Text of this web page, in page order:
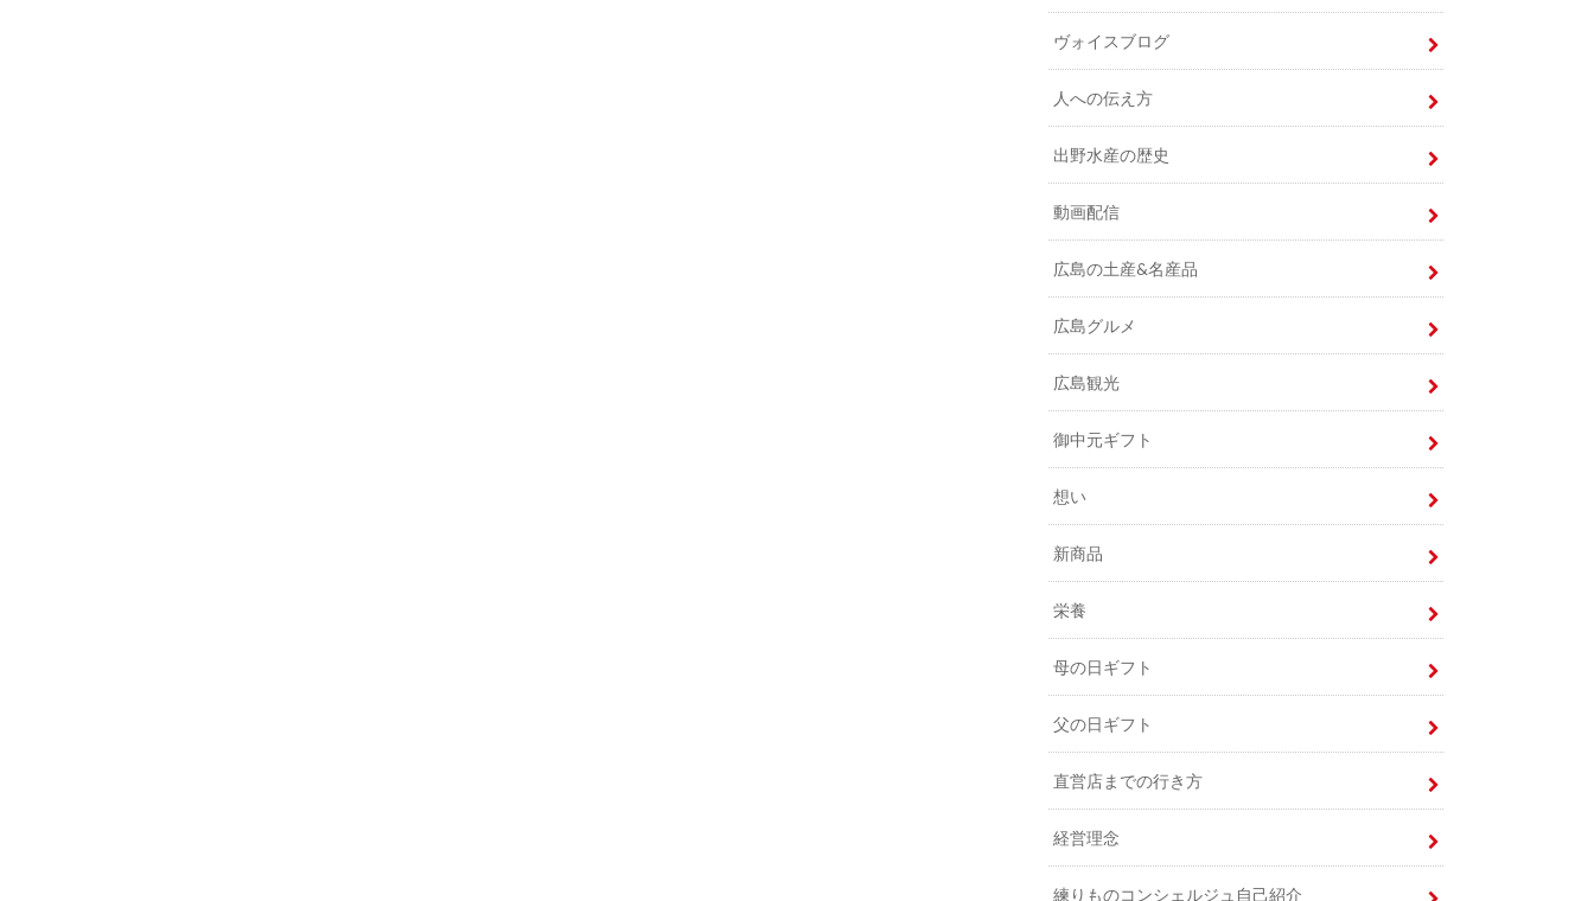
ヴォイスブログ
人への伝え方
出野水産の歴史
動画配信
広島の土産&名産品
広島グルメ
広島観光
御中元ギフト
想い
新商品
栄養
母の日ギフト
父の日ギフト
直営店までの行き方
経営理念
練りものコンシェルジュ自己紹介